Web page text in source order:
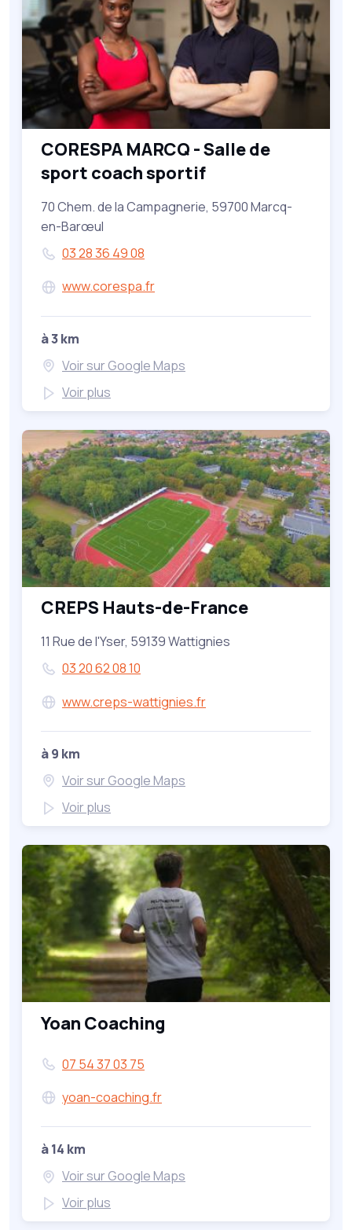
CORESPA MARCQ - Salle de
sport coach sportif
70 Chem. de la Campagnerie, 59700 Marcq-
en-Barœul
03 28 36 49 08
www.corespa.fr
à 3 km
Voir sur Google Maps
Voir plus
CREPS Hauts-de-France
11 Rue de l'Yser, 59139 Wattignies
03 20 62 08 10
www.creps-wattignies.fr
à 9 km
Voir sur Google Maps
Voir plus
Yoan Coaching
07 54 37 03 75
yoan-coaching.fr
à 14 km
Voir sur Google Maps
Voir plus